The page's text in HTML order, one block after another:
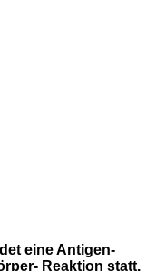
eine Antigen-
Reaktion statt.